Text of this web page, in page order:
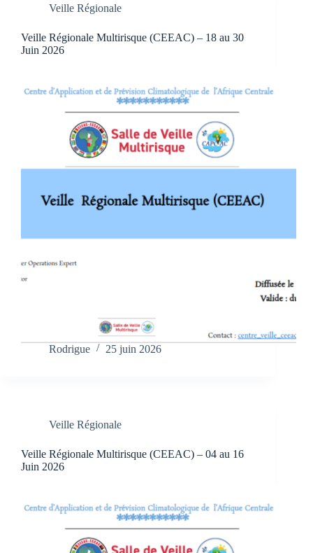
Veille Régionale
Veille Régionale Multirisque (CEEAC) – 18 au 30
Juin 2026
Rodrigue 25 juin 2026
Veille Régionale
Veille Régionale Multirisque (CEEAC) – 04 au 16
Juin 2026